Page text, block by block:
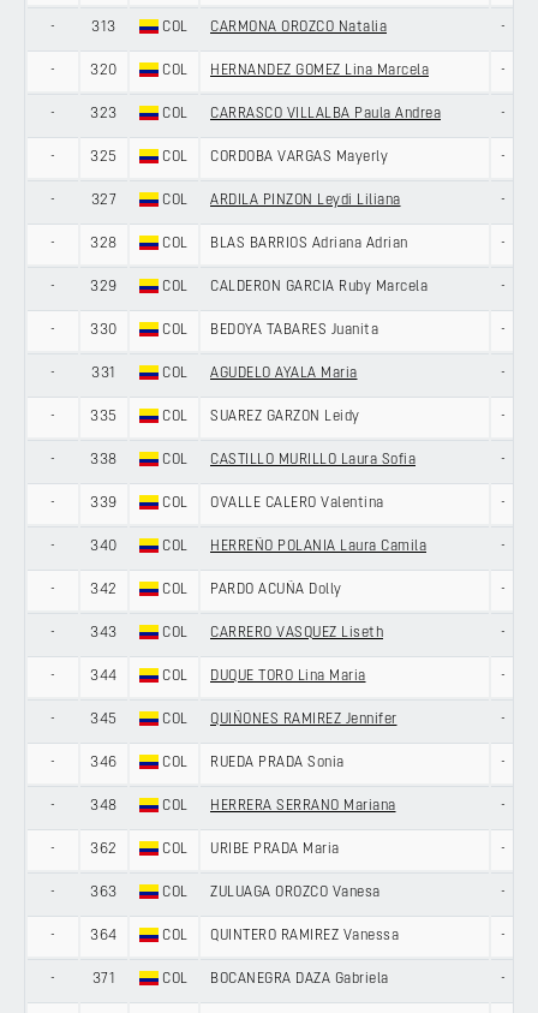
- 313 COL CARMONA OROZCO Natalia -
- 320 COL HERNANDEZ GOMEZ Lina Marcela -
- 323 COL CARRASCO VILLALBA Paula Andrea -
- 325 COL CORDOBA VARGAS Mayerly -
- 327 COL ARDILA PINZON Leydi Liliana -
- 328 COL BLAS BARRIOS Adriana Adrian -
- 329 COL CALDERON GARCIA Ruby Marcela -
- 330 COL BEDOYA TABARES Juanita -
- 331 COL AGUDELO AYALA Maria -
- 335 COL SUAREZ GARZON Leidy -
- 338 COL CASTILLO MURILLO Laura Sofia -
- 339 COL OVALLE CALERO Valentina -
- 340 COL HERREÑO POLANIA Laura Camila -
- 342 COL PARDO ACUÑA Dolly -
- 343 COL CARRERO VASQUEZ Liseth -
- 344 COL DUQUE TORO Lina Maria -
- 345 COL QUIÑONES RAMIREZ Jennifer -
- 346 COL RUEDA PRADA Sonia -
- 348 COL HERRERA SERRANO Mariana -
- 362 COL URIBE PRADA Maria -
- 363 COL ZULUAGA OROZCO Vanesa -
- 364 COL QUINTERO RAMIREZ Vanessa -
- 371 COL BOCANEGRA DAZA Gabriela -